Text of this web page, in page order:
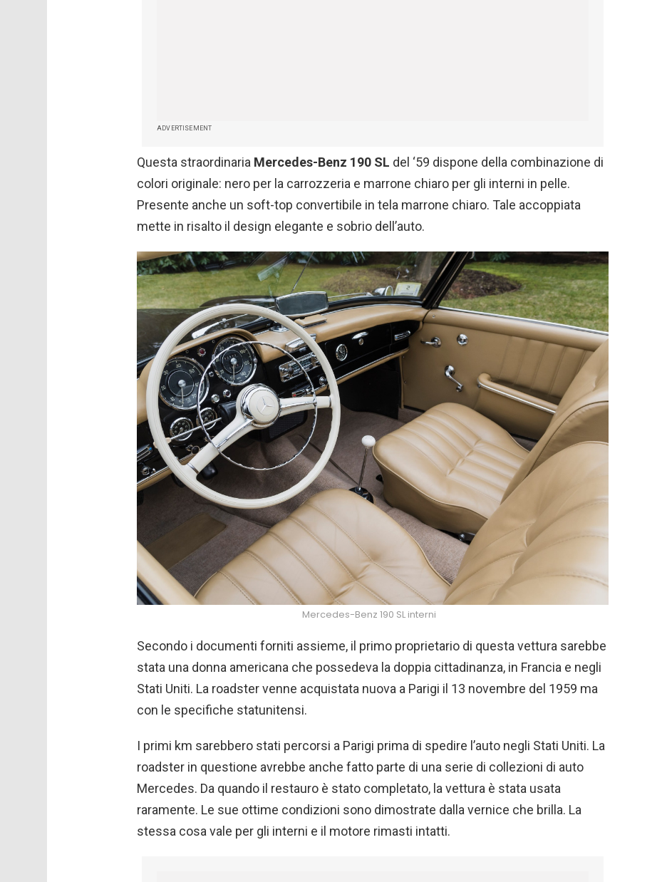
ADVERTISEMENT
Questa straordinaria Mercedes-Benz 190 SL del ‘59 dispone della combinazione di
colori originale: nero per la carrozzeria e marrone chiaro per gli interni in pelle.
Presente anche un soft-top convertibile in tela marrone chiaro. Tale accoppiata
mette in risalto il design elegante e sobrio dell’auto.
Mercedes-Benz 190 SL interni
Secondo i documenti forniti assieme, il primo proprietario di questa vettura sarebbe
stata una donna americana che possedeva la doppia cittadinanza, in Francia e negli
Stati Uniti. La roadster venne acquistata nuova a Parigi il 13 novembre del 1959 ma
con le specifiche statunitensi.
I primi km sarebbero stati percorsi a Parigi prima di spedire l’auto negli Stati Uniti. La
roadster in questione avrebbe anche fatto parte di una serie di collezioni di auto
Mercedes. Da quando il restauro è stato completato, la vettura è stata usata
raramente. Le sue ottime condizioni sono dimostrate dalla vernice che brilla. La
stessa cosa vale per gli interni e il motore rimasti intatti.